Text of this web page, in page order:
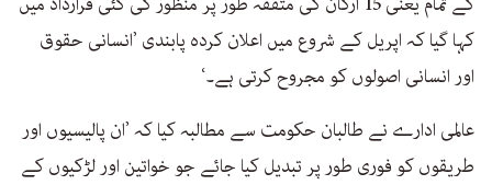
کہا گیا کہ اپریل کے شروع میں اعلان کردہ پابندی ’انسانی حقوق
اور انسانی اصولوں کو مجروح کرتی ہے۔‘
عالمی ادارے نے طالبان حکومت سے مطالبہ کیا کہ ’ان پالیسیوں اور
طریقوں کو فوری طور پر تبدیل کیا جائے جو خواتین اور لڑکیوں کے